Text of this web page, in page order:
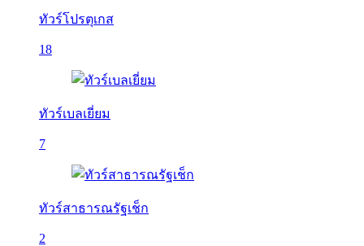
ทัวร์โปรตุเกส
18
ทัวร์เบลเยี่ยม
7
ทัวร์สาธารณรัฐเช็ก
2